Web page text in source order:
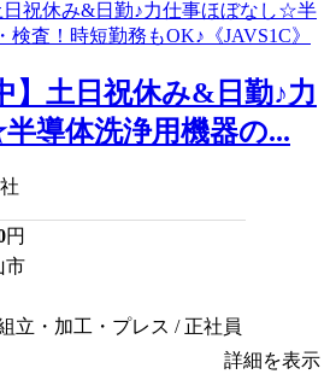
】土日祝休み&日勤♪力
導体洗浄用機器の...
円
市
立・加工・プレス / 正社員
詳細を表示